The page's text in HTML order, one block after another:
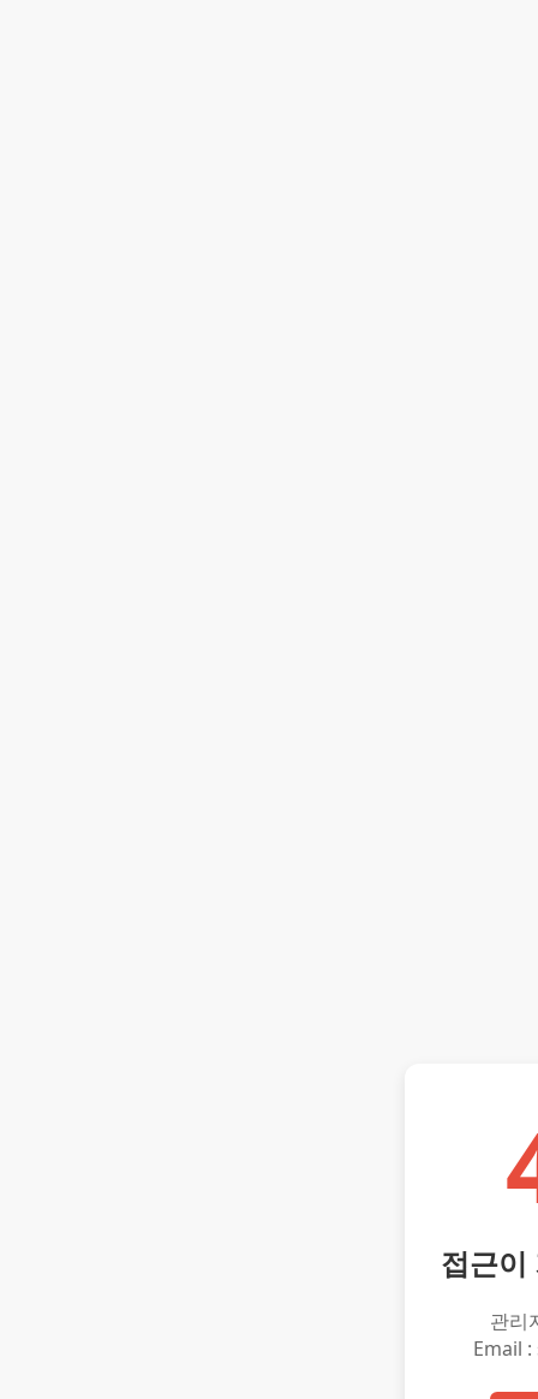
접근이
관리
Email